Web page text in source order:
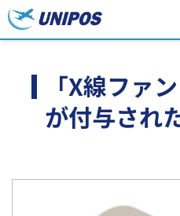
「X線ファ
が付与され